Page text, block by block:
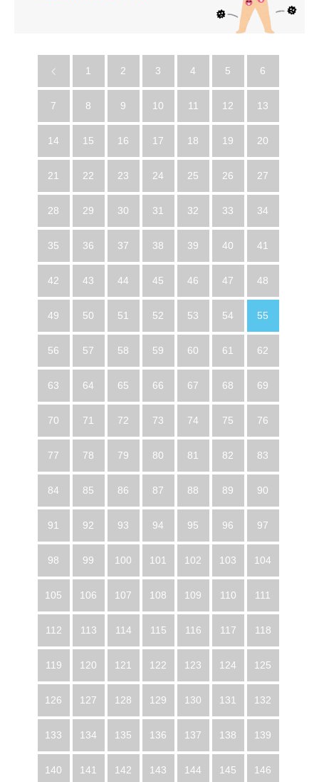
1 2 3 4 5 6
7 8 9 10 11 12 13
14 15 16 17 18 19 20
21 22 23 24 25 26 27
28 29 30 31 32 33 34
35 36 37 38 39 40 41
42 43 44 45 46 47 48
49 50 51 52 53 54 55
56 57 58 59 60 61 62
63 64 65 66 67 68 69
70 71 72 73 74 75 76
77 78 79 80 81 82 83
84 85 86 87 88 89 90
91 92 93 94 95 96 97
98 99 100 101 102 103 104
105 106 107 108 109 110 111
112 113 114 115 116 117 118
119 120 121 122 123 124 125
126 127 128 129 130 131 132
133 134 135 136 137 138 139
140 141 142 143 144 145 146